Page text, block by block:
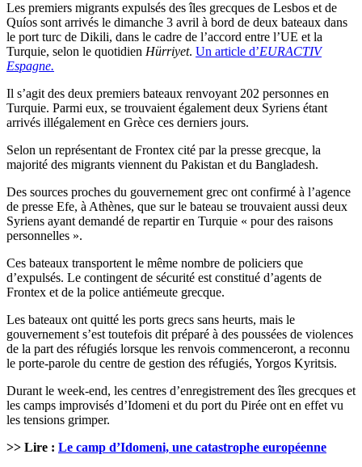
Les premiers migrants expulsés des îles grecques de Lesbos et de
Quíos sont arrivés le dimanche 3 avril à bord de deux bateaux dans
le port turc de Dikili, dans le cadre de l’accord entre l’UE et la
Turquie, selon le quotidien Hürriyet. Un article d’EURACTIV
Espagne.
Il s’agit des deux premiers bateaux renvoyant 202 personnes en
Turquie. Parmi eux, se trouvaient également deux Syriens étant
arrivés illégalement en Grèce ces derniers jours.
Selon un représentant de Frontex cité par la presse grecque, la
majorité des migrants viennent du Pakistan et du Bangladesh.
Des sources proches du gouvernement grec ont confirmé à l’agence
de presse Efe, à Athènes, que sur le bateau se trouvaient aussi deux
Syriens ayant demandé de repartir en Turquie « pour des raisons
personnelles ».
Ces bateaux transportent le même nombre de policiers que
d’expulsés. Le contingent de sécurité est constitué d’agents de
Frontex et de la police antiémeute grecque.
Les bateaux ont quitté les ports grecs sans heurts, mais le
gouvernement s’est toutefois dit préparé à des poussées de violences
de la part des réfugiés lorsque les renvois commenceront, a reconnu
le porte-parole du centre de gestion des réfugiés, Yorgos Kyritsis.
Durant le week-end, les centres d’enregistrement des îles grecques et
les camps improvisés d’Idomeni et du port du Pirée ont en effet vu
les tensions grimper.
>> Lire : Le camp d’Idomeni, une catastrophe européenne